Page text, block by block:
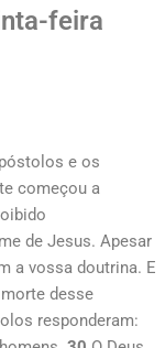
feira
e os
começou a
de Jesus. Apesar
a vossa doutrina. E
desse
responderam: